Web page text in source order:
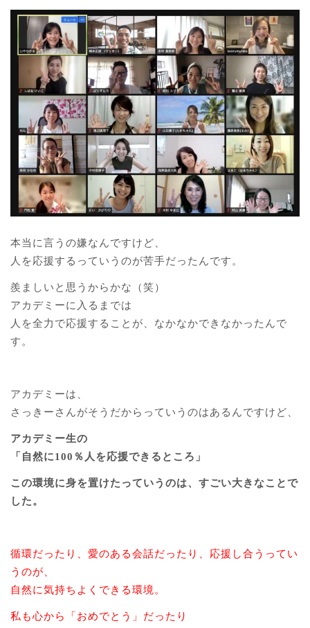
本当に言うの嫌なんですけど、
人を応援するっていうのが苦手だったんです。
羨ましいと思うからかな（笑）
アカデミーに入るまでは
人を全力で応援することが、なかなかできなかったんで
す。
アカデミーは、
さっきーさんがそうだからっていうのはあるんですけど、
アカデミー生の
「自然に100％人を応援できるところ」
この環境に身を置けたっていうのは、すごい大きなことで
した。
循環だったり、愛のある会話だったり、応援し合うってい
うのが、
自然に気持ちよくできる環境。
私も心から「おめでとう」だったり